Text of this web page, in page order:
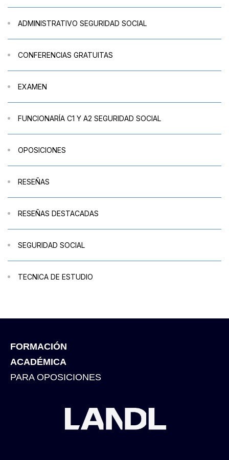
ADMINISTRATIVO SEGURIDAD SOCIAL
CONFERENCIAS GRATUITAS
EXAMEN
FUNCIONARÍA C1 Y A2 SEGURIDAD SOCIAL
OPOSICIONES
RESEÑAS
RESEÑAS DESTACADAS
SEGURIDAD SOCIAL
TECNICA DE ESTUDIO
FORMACIÓN
ACADÉMICA
PARA OPOSICIONES